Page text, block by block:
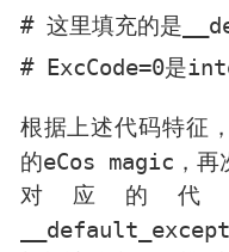
# 这里填充的是
根据上述代码特征
的eCos magic ，
对应的代